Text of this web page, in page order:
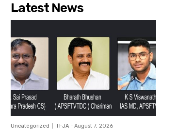
Latest News
Uncategorized TFJA - August 7, 2026